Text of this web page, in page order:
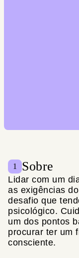
1 Sobre
Lidar com um
as exigências
desafio que
psicológico.
um dos pontos
procurar ter um
consciente.